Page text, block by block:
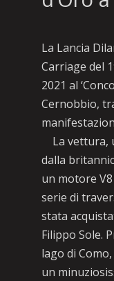
La Lancia
Carriage del
2021 al
Cernobbio,
La vettura,
dalla
un motore
serie di
stata
Filippo Sole.
lago di
un